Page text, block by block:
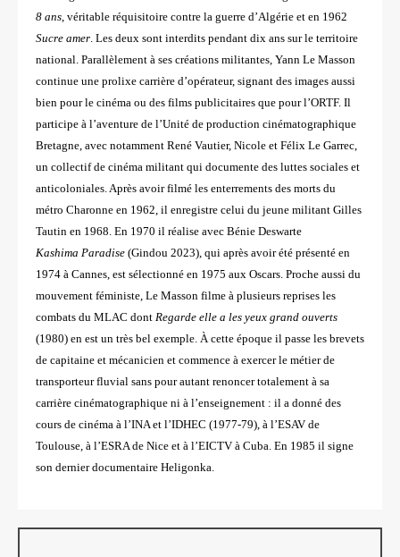
8 ans, véritable réquisitoire contre la guerre d’Algérie et en 1962
Sucre amer. Les deux sont interdits pendant dix ans sur le territoire
national. Parallèlement à ses créations militantes, Yann Le Masson
continue une prolixe carrière d’opérateur, signant des images aussi
bien pour le cinéma ou des films publicitaires que pour l’ORTF. Il
participe à l’aventure de l’Unité de production cinématographique
Bretagne, avec notamment René Vautier, Nicole et Félix Le Garrec,
un collectif de cinéma militant qui documente des luttes sociales et
anticoloniales. Après avoir filmé les enterrements des morts du
métro Charonne en 1962, il enregistre celui du jeune militant Gilles
Tautin en 1968. En 1970 il réalise avec Bénie Deswarte
Kashima Paradise (Gindou 2023), qui après avoir été présenté en
1974 à Cannes, est sélectionné en 1975 aux Oscars. Proche aussi du
mouvement féministe, Le Masson filme à plusieurs reprises les
combats du MLAC dont Regarde elle a les yeux grand ouverts
(1980) en est un très bel exemple. À cette époque il passe les brevets
de capitaine et mécanicien et commence à exercer le métier de
transporteur fluvial sans pourautant renoncer totalement à sa
carrière cinématographique ni à l’enseignement : il a donné des
cours de cinéma à l’INA et l’IDHEC (1977-79), à l’ESAV de
Toulouse, à l’ESRA de Nice et à l’EICTV à Cuba. En 1985 il signe
son dernier documentaire Heligonka.